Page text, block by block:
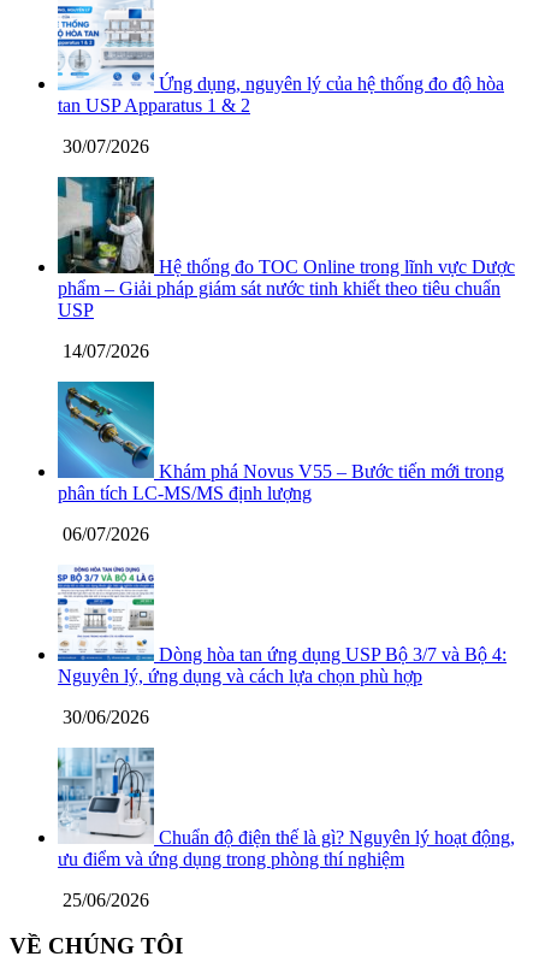
Ứng dụng, nguyên lý của hệ thống đo độ hòa
tan USP Apparatus 1 & 2
30/07/2026
Hệ thống đo TOC Online trong lĩnh vực Dược
phẩm – Giải pháp giám sát nước tinh khiết theo tiêu chuẩn
USP
14/07/2026
Khám phá Novus V55 – Bước tiến mới trong
phân tích LC-MS/MS định lượng
06/07/2026
Dòng hòa tan ứng dụng USP Bộ 3/7 và Bộ 4:
Nguyên lý, ứng dụng và cách lựa chọn phù hợp
30/06/2026
Chuẩn độ điện thế là gì? Nguyên lý hoạt động,
ưu điểm và ứng dụng trong phòng thí nghiệm
25/06/2026
VỀ CHÚNG TÔI